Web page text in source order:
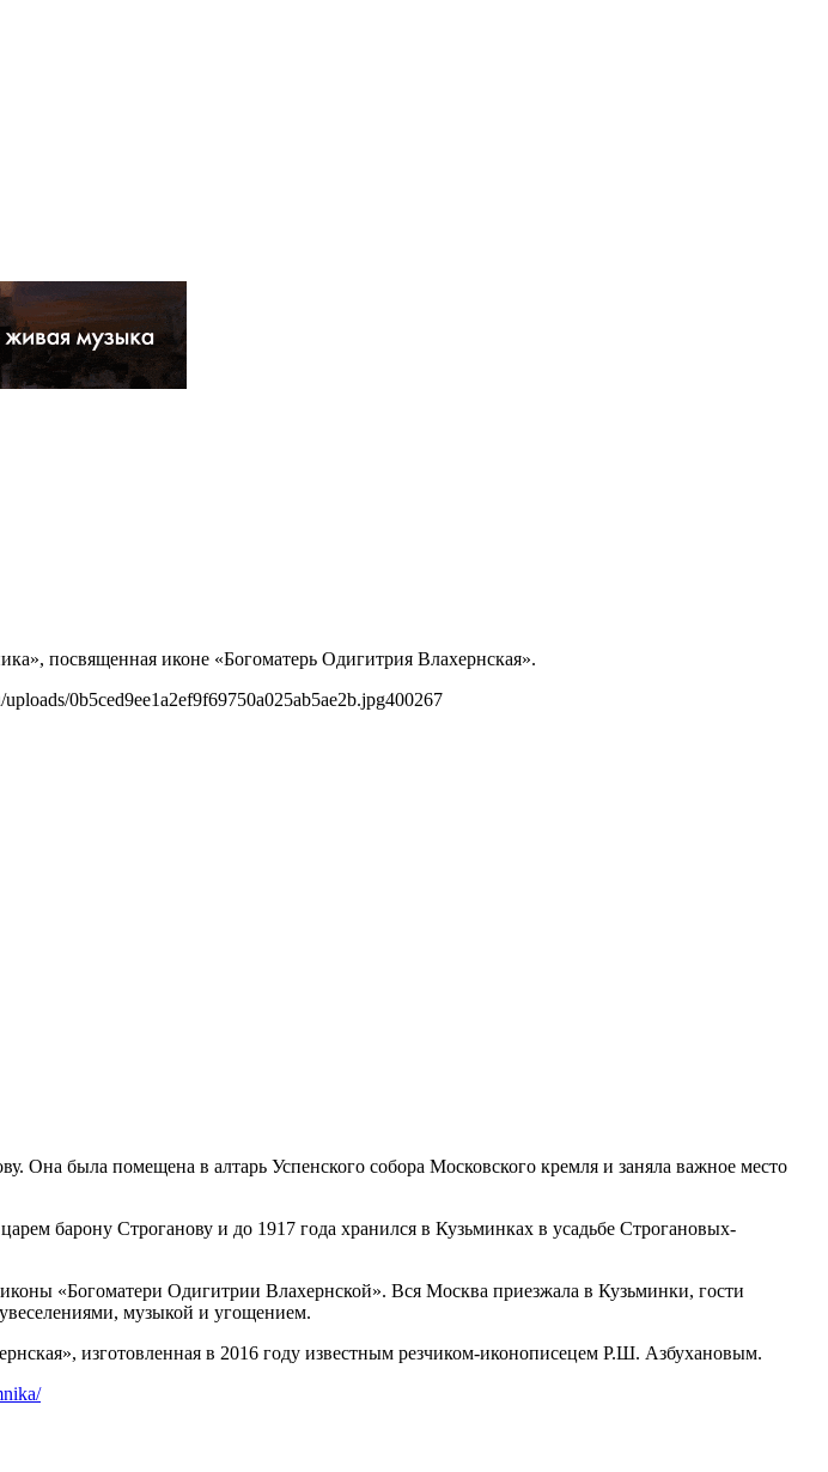
посвященная иконе «Богоматерь Одигитрия Влахернская».
0b5ced9ee1a2ef9f69750a025ab5ae2b.jpg400267
была помещена в алтарь Успенского собора Московского кремля и заняла важное место
барону Строганову и до 1917 года хранился в Кузьминках в усадьбе Строгановых-
«Богоматери Одигитрии Влахернской». Вся Москва приезжала в Кузьминки, гости
музыкой и угощением.
изготовленная в 2016 году известным резчиком-иконописецем Р.Ш. Азбухановым.